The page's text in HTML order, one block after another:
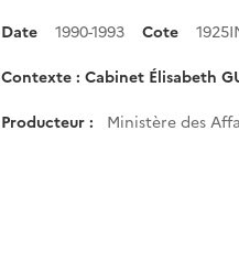
Date 1990-1993 Cote
Contexte : Cabinet Élisabeth
Producteur : Ministère des